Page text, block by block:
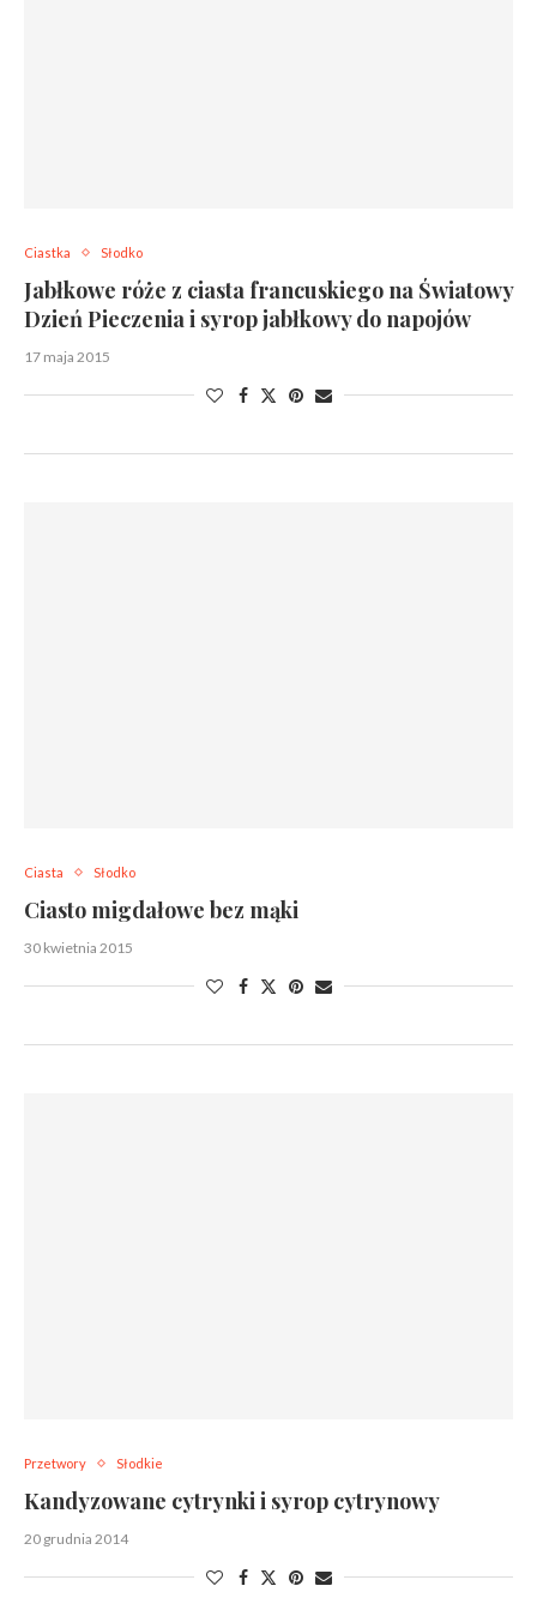
Ciastka Słodko
Jabłkowe róże z ciasta francuskiego na Światowy
Dzień Pieczenia i syrop jabłkowy do napojów
17 maja 2015
Ciasta Słodko
Ciasto migdałowe bez mąki
30 kwietnia 2015
Przetwory Słodkie
Kandyzowane cytrynki i syrop cytrynowy
20 grudnia 2014